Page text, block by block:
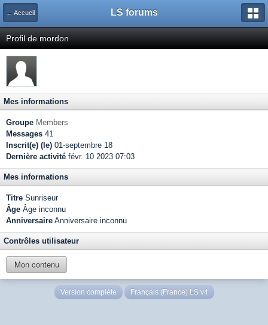
← Accueil LS forums
Profil de mordon
Mes informations
Groupe Members
Messages 41
Inscrit(e) (le) 01-septembre 18
Dernière activité févr. 10 2023 07:03
Mes informations
Titre Sunriseur
Âge Âge inconnu
Anniversaire Anniversaire inconnu
Contrôles utilisateur
Mon contenu
Version complète Français (France) LS v4